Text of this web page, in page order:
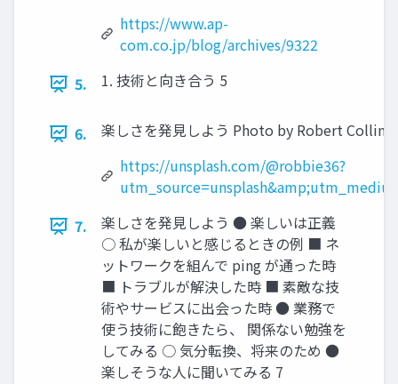
https://www.ap-
com.co.jp/blog/archives/9322
5.
1. 技術と向き合う 5
6.
楽しさを発見しよう Photo by Robert Collins
https://unsplash.com/@robbie36?
7.
楽しさを発見しよう ● 楽しいは正義
○ 私が楽しいと感じるときの例 ■ ネ
ットワークを組んで ping が通った時
■ トラブルが解決した時 ■ 素敵な技
術やサービスに出会った時 ● 業務で
使う技術に飽きたら、 関係ない勉強を
してみる ○ 気分転換、将来のため ●
楽しそうな人に聞いてみる 7